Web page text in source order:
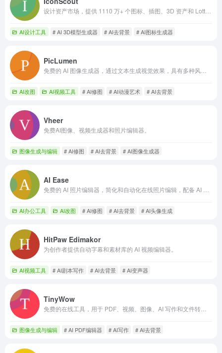
AI设计工具 # AI 3D模型生成器 # AI去背景 # AI图标生成器
PicLumen
AI改图 AI视频工具 # AI修图 # AI动漫艺术 # AI去背景
Vheer
免费AI图像、视频生成器和照片编辑器。
图像生成与编辑 # AI修图 # AI去背景 # AI图像生成器
AI Ease
AI办公工具 AI改图 # AI修图 # AI去背景 # AI头像生成
HitPaw Edimakor
为创作者提供自动字幕和素材库的 AI 视频编辑器。
AI视频工具 # AI剧本写作 # AI去背景 # AI变声器
TinyWow
图像生成与编辑 # AI PDF编辑器 # AI写作 # AI去背景